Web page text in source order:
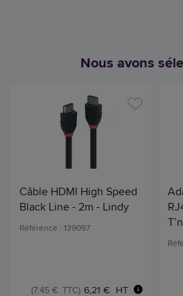
Nous avons
Câble HDMI High Speed
Black Line - 2m - Lindy
Référence : 139097
6,21 € HT
(7,45 € TTC)